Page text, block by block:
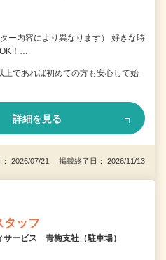
ー内容により異なります） 好きな時
！…
であれば初めての方も安心して始
詳細を見る
： 2026/07/21 掲載終了日： 2026/11/13
タッフ
サービス 青梅支社（駐車場）